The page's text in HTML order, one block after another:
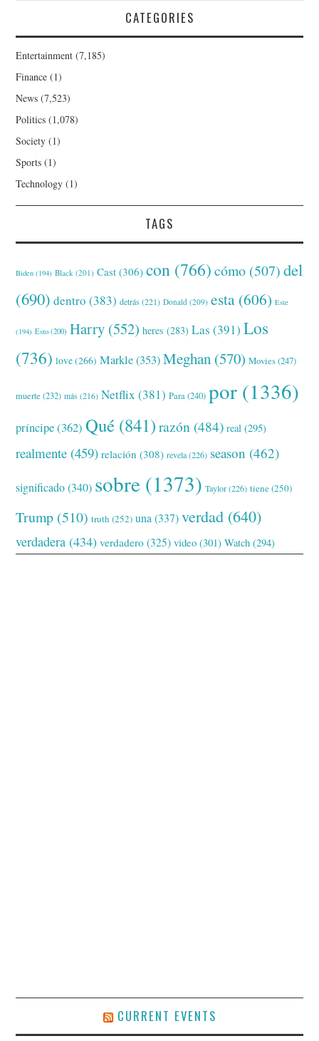
CATEGORIES
Entertainment (7,185)
Finance (1)
News (7,523)
Politics (1,078)
Society (1)
Sports (1)
Technology (1)
TAGS
Biden (194) Black (201) Cast (306) con (766) cómo (507) del
(690) dentro (383) detrás (221) Donald (209) esta (606) Este
(194) Esto (200) Harry (552) heres (283) Las (391) Los
(736) love(266) Markle(353) Meghan (570) Movies(247)
muerte (232) más (216) Netflix (381) Para(240) por (1336)
príncipe(362) Qué (841) razón (484) real (295)
realmente (459) relación (308) revela(226) season (462)
significado(340) sobre (1373) Taylor(226) tiene(250)
Trump (510) truth (252) una (337) verdad (640)
verdadera (434) verdadero (325) video (301) Watch (294)
CURRENT EVENTS